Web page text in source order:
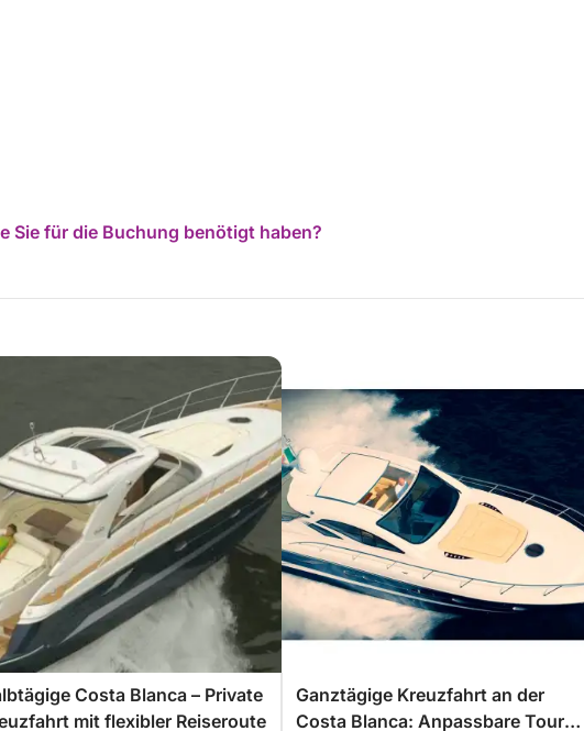
Sie für die Buchung benötigt haben?
Costa Blanca – Private
mit flexibler Reiseroute
Ganztägige Kreuzfahrt an der
Costa Blanca: Anpassbare Tour